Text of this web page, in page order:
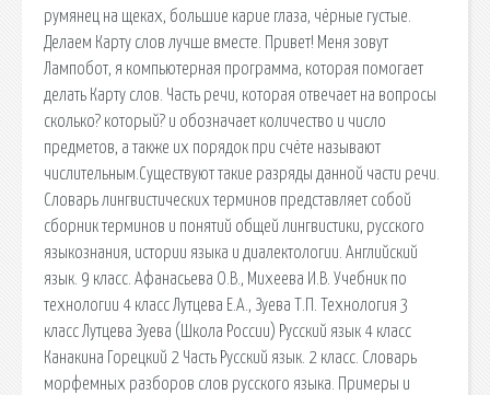
румянец на щеках, большие карие глаза, чёрные густые.
Делаем Карту слов лучше вместе. Привет! Меня зовут
Лампобот, я компьютерная программа, которая помогает
делать Карту слов. Часть речи, которая отвечает на вопросы
сколько? который? и обозначает количество и число
предметов, а также их порядок при счёте называют
числительным.Существуют такие разряды данной части речи.
Словарь лингвистических терминов представляет собой
сборник терминов и понятий общей лингвистики, русского
языкознания, истории языка и диалектологии. Английский
язык. 9 класс. Афанасьева О.В., Михеева И.В. Учебник по
технологии 4 класс Лутцева Е.А., Зуева Т.П. Технология 3
класс Лутцева Зуева (Школа России) Русский язык 4 класс
Канакина Горецкий 2 Часть Русский язык. 2 класс. Словарь
морфемных разборов слов русского языка. Примеры и